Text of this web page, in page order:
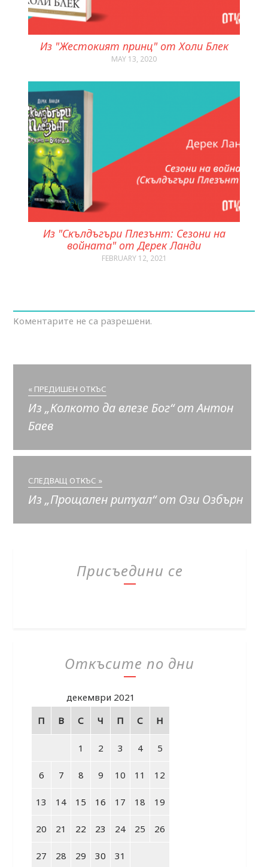
Из "Жестокият принц" от Холи Блек
MAY 13, 2020
Из "Скълдъгъри Плезънт: Сезони на
войната" от Дерек Ланди
FEBRUARY 12, 2021
Коментарите не са разрешени.
« ПРЕДИШЕН ОТКЪС
Из „Колкото да влезе Бог“ от Антон
Баев
СЛЕДВАЩ ОТКЪС »
Из „Прощален ритуал“ от Ози Озбърн
Присъедини се
Откъсите по дни
декември 2021
П
В С Ч П С Н
1 2 3 4 5
6 7 8 9 10 11 12
13 14 15 16 17 18 19
20 21 22 23 24 25 26
27 28 29 30 31